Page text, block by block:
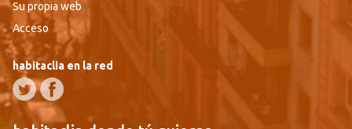
Su propia web
Acceso
habitaclia en la red